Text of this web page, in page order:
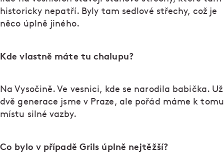
historicky nepatří. Byly tam sedlové střechy, což je
něco úplně jiného.
Kde vlastně máte tu chalupu?
Na Vysočině. Ve vesnici, kde se narodila babička. Už
dvě generace jsme v Praze, ale pořád máme k tomu
místu silné vazby.
Co bylo v případě Grils úplně nejtěžší?